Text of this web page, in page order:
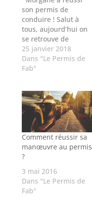
son permis de
conduire ! Salut à
tous, aujourd’hui on
se retrouve de
nouveau avec
Morgane qui vient de
recevoir le résultat de
en poche 👍
Félicitations Morgane
!!! Alors comment
s’est passée cette
épreuve ? Morgane
:ça s’est bien passé…
25 janvier 2018
Dans "Le Permis de
Fab"
Comment réussir sa
manœuvre au permis
?
3 mai 2016
Dans "Le Permis de
Fab"